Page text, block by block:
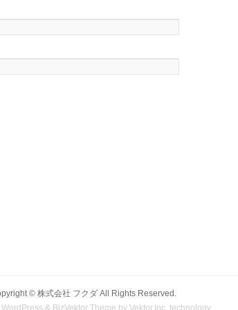
© 株式会社 フクダAll Rights Reserved.
WordPress & BizVektor Theme by Vektor,Inc. technology.